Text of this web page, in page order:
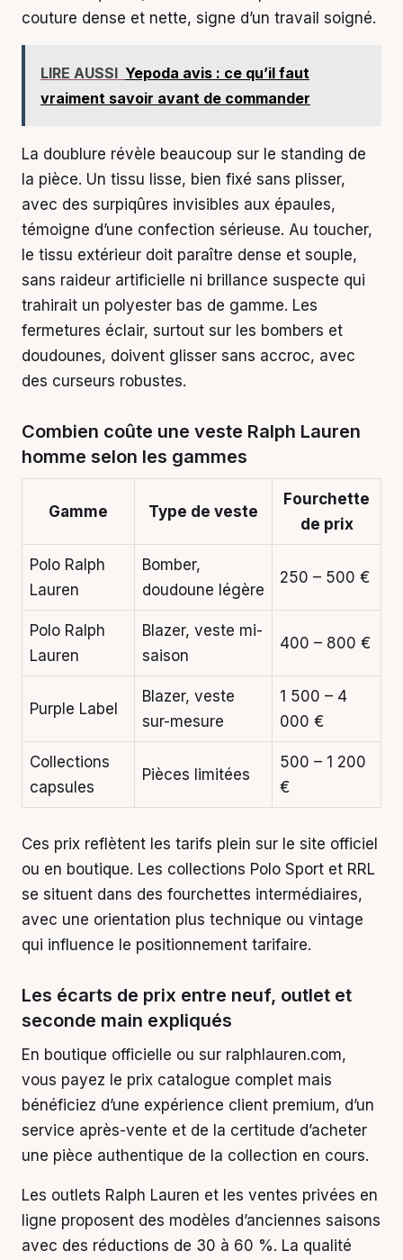
couture dense et nette, signe d’un travail soigné.
LIRE AUSSI Yepoda avis : ce qu’il faut
vraiment savoir avant de commander
La doublure révèle beaucoup sur le standing de
la pièce. Un tissu lisse, bien fixé sans plisser,
avec des surpiqûres invisibles aux épaules,
témoigne d’une confection sérieuse. Au toucher,
le tissu extérieur doit paraître dense et souple,
sans raideur artificielle ni brillance suspecte qui
trahirait un polyester bas de gamme. Les
fermetures éclair, surtout sur les bombers et
doudounes, doivent glisser sans accroc, avec
des curseurs robustes.
Combien coûte une veste Ralph Lauren
homme selon les gammes
Gamme Type de veste
Fourchette
de prix
Polo Ralph
Lauren
Bomber,
doudoune légère
250 – 500 €
Polo Ralph
Lauren
Blazer, veste mi-
saison
400 – 800 €
Purple Label
Blazer, veste
sur-mesure
1 500 – 4
000 €
Collections
capsules
Pièces limitées
500 – 1 200
€
Ces prix reflètent les tarifs plein sur le site officiel
ou en boutique. Les collections Polo Sport et RRL
se situent dans des fourchettes intermédiaires,
avec une orientation plus technique ou vintage
qui influence le positionnement tarifaire.
Les écarts de prix entre neuf, outlet et
seconde main expliqués
En boutique officielle ou sur ralphlauren.com,
vous payez le prix catalogue complet mais
bénéficiez d’une expérience client premium, d’un
service après-vente et de la certitude d’acheter
une pièce authentique de la collection en cours.
Les outlets Ralph Lauren et les ventes privées en
ligne proposent des modèles d’anciennes saisons
avec des réductions de 30 à 60 %. La qualité